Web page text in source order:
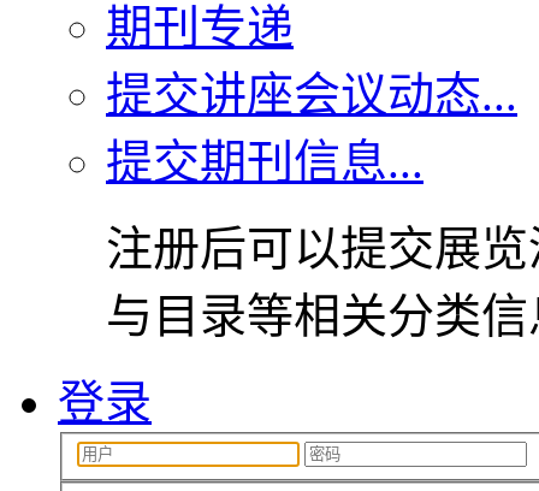
期刊专递
提交讲座会议动态...
提交期刊信息...
注册后可以提交展
与目录等相关分类
登录